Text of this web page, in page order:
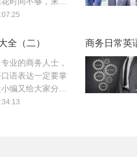
针对阅读部分不
全（二）
业的商务人士，
语表达一定要掌
编又给大家分享
语情景对话大
商务日常英